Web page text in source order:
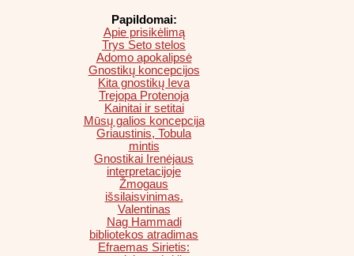
Papildomai:
Apie prisikėlimą
Trys Seto stelos
Adomo apokalipsė
Gnostikų koncepcijos
Kita gnostikų Ieva
Trejopa Protenoja
Kainitai ir setitai
Mūsų galios koncepcija
Griaustinis, Tobula
mintis
Gnostikai Irenėjaus
interpretacijoje
Žmogaus
išsilaisvinimas.
Valentinas
Nag Hammadi
bibliotekos atradimas
Efraemas Sirietis: